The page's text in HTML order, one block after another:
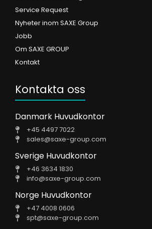
Service Request
Nyheter inom SAXE Group
Jobb
Om SAXE GROUP
Kontakt
Kontakta oss
Danmark Huvudkontor
+45 4497 7022
sales@saxe-group.com
Sverige Huvudkontor
+46 3634 1830
info@saxe-group.com
Norge Huvudkontor
+47 4008 0606
spt@saxe-group.com